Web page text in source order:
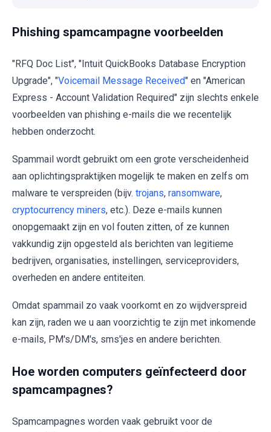
Phishing spamcampagne voorbeelden
"RFQ Doc List", "Intuit QuickBooks Database Encryption
Upgrade", "Voicemail Message Received" en "American
Express - Account Validation Required" zijn slechts enkele
voorbeelden van phishing e-mails die we recentelijk
hebben onderzocht.
Spammail wordt gebruikt om een grote verscheidenheid
aan oplichtingspraktijken mogelijk te maken en zelfs om
malware te verspreiden (bijv. trojans, ransomware,
cryptocurrency miners, etc.). Deze e-mails kunnen
onopgemaakt zijn en vol fouten zitten, of ze kunnen
vakkundig zijn opgesteld als berichten van legitieme
bedrijven, organisaties, instellingen, serviceproviders,
overheden en andere entiteiten.
Omdat spammail zo vaak voorkomt en zo wijdverspreid
kan zijn, raden we u aan voorzichtig te zijn met inkomende
e-mails, PM's/DM's, sms'jes en andere berichten.
Hoe worden computers geïnfecteerd door
spamcampagnes?
Spamcampagnes worden vaak gebruikt voor de